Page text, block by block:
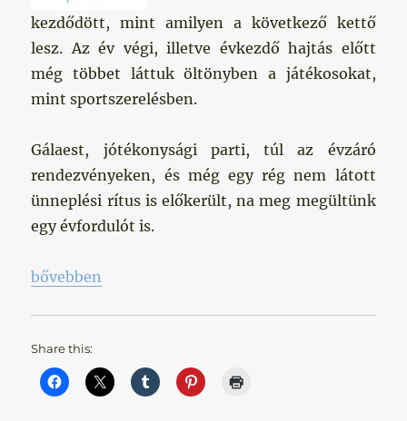
kezdődött, mint amilyen a következő kettő
lesz. Az év végi, illetve évkezdő hajtás előtt
még többet láttuk öltönyben a játékosokat,
mint sportszerelésben.
Gálaest, jótékonysági parti, túl az évzáró
rendezvényeken, és még egy rég nem látott
ünneplési rítus is előkerült, na meg megültünk
egy évfordulót is.
„Let’s All Do The Poznan!”
bővebben
Share this: